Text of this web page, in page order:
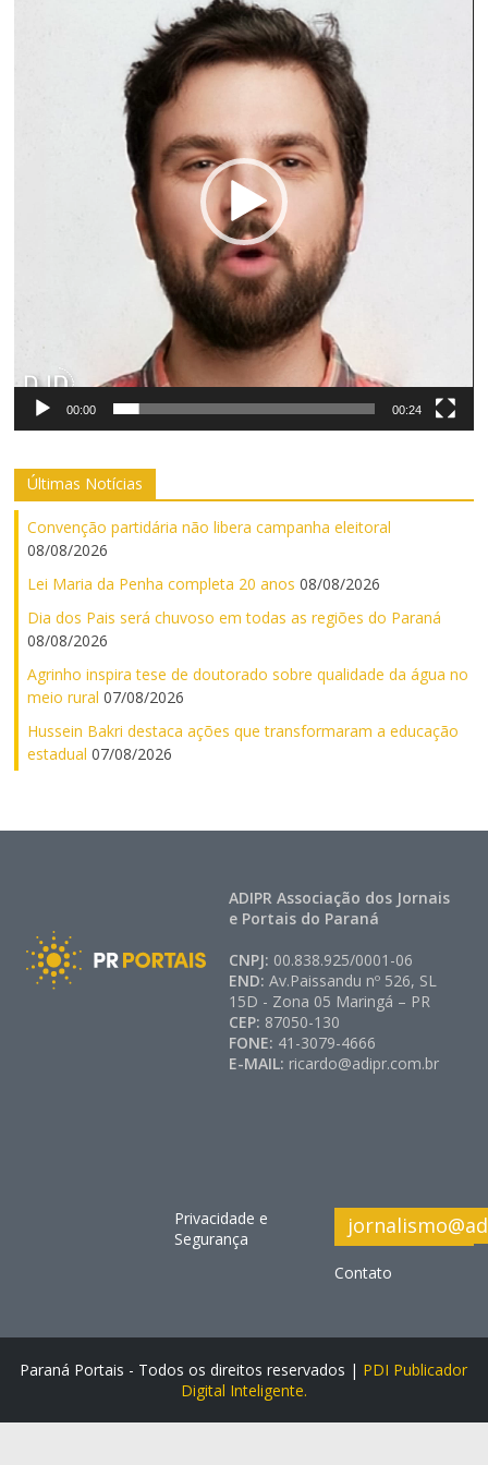
00:00 00:24
Últimas Notícias
Convenção partidária não libera campanha eleitoral
08/08/2026
Lei Maria da Penha completa 20 anos 08/08/2026
Dia dos Pais será chuvoso em todas as regiões do Paraná
08/08/2026
Agrinho inspira tese de doutorado sobre qualidade da água no
meio rural 07/08/2026
Hussein Bakri destaca ações que transformaram a educação
estadual 07/08/2026
ADIPR Associação dos Jornais
e Portais do Paraná
CNPJ: 00.838.925/0001-06
END:Av.Paissandu nº 526, SL
15D - Zona 05 Maringá – PR
CEP: 87050-130
FONE: 41-3079-4666
E-MAIL: ricardo@adipr.com.br
Privacidade e
Segurança
Contato
Paraná Portais - Todos os direitos reservados | PDI Publicador
Digital Inteligente.